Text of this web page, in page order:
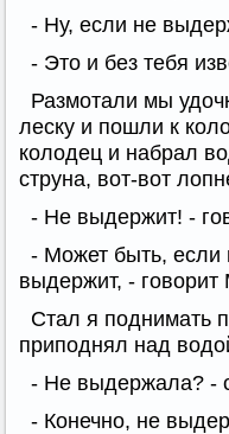
- Ну, если не
- Это и без тебя
Размотали мы
леску и пошли к
колодец и набрал
струна, вот-вот
- Не выдержит! -
- Может быть, если
выдержит, -
Стал я поднимать
приподнял над
- Не выдержала? -
- Конечно, не